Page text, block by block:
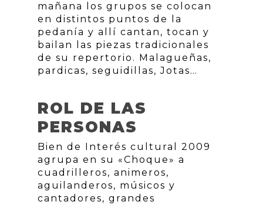
mañana los grupos se colocan
en distintos puntos de la
pedanía y allí cantan, tocan y
bailan las piezas tradicionales
de su repertorio. Malagueñas,
pardicas, seguidillas, Jotas…
ROL DE LAS
PERSONAS
Bien de Interés cultural 2009
agrupa en su «Choque» a
cuadrilleros, animeros,
aguilanderos, músicos y
cantadores, grandes